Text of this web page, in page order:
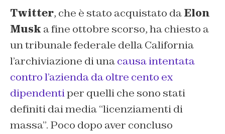
Twitter, che è stato acquistato daElon
Musk a fine ottobre scorso, ha chiesto a
un tribunale federale della California
l’archiviazione di unacausa intentata
contro l’azienda da oltre cento ex
dipendentiper quelli che sono stati
definiti dai media “licenziamenti di
massa”. Poco dopo aver concluso